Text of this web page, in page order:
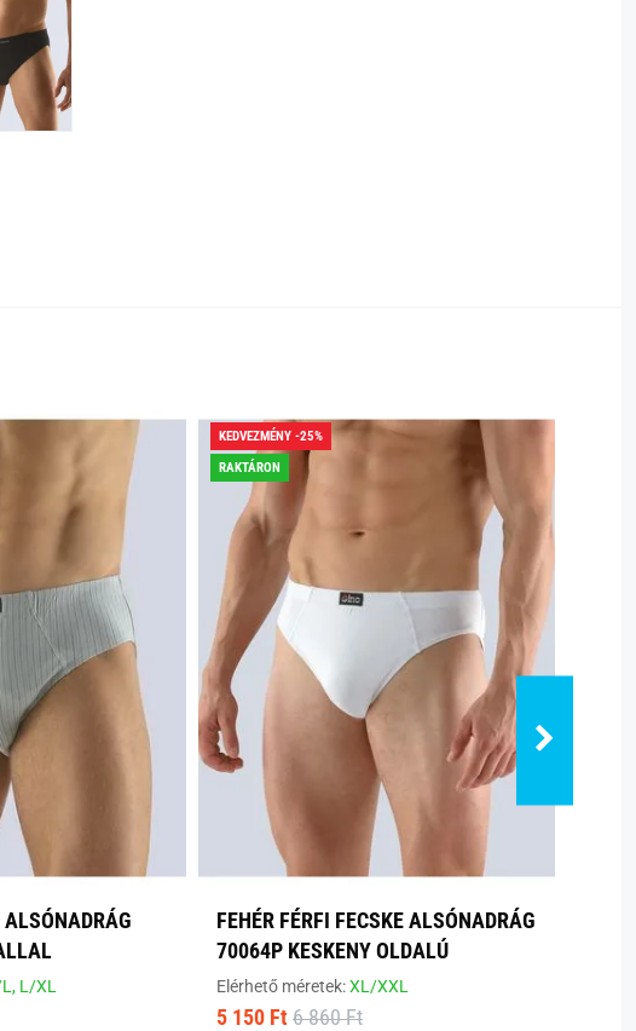
L/XL
KEDVEZMÉNY -25%
RAKTÁRON
FEHÉR FÉRFI FECSKE ALSÓNADRÁG
70064P KESKENY OLDALÚ
Elérhető méretek:XL/XXL
5 150 Ft 6 860 Ft